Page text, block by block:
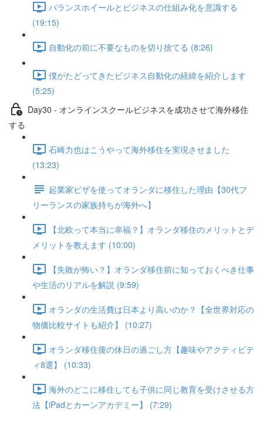
バランスホイールとビジネスの仕組み化を意識する
(19:15)
自動化の前に不要なものを切り捨てる (8:26)
僕がたどってきたビジネス自動化の経緯を紹介します
(5:25)
Day30 - オンラインスクールビジネスを成功させて海外移住
する
石崎力也はこうやって海外移住を実現させました
(13:23)
起業家ビザを使ってオランダに移住した理由【30代フ
リーランスの家族持ちが海外へ】
【北欧って本当に幸福？】オランダ移住のメリットとデ
メリットを教えます (10:00)
【失敗が怖い？】オランダ移住前に知っておくべき仕事
や生活のリアルを解説 (9:59)
オランダの生活費は日本より高いのか？【全世界対応の
物価比較サイトも紹介】 (10:27)
オランダ移住後の休日の過ごし方【趣味やアクティビテ
ィ8選】 (10:33)
海外のどこに移住しても子供に同じ教育を受けさせる方
法【iPadとカーンアカデミー】 (7:29)